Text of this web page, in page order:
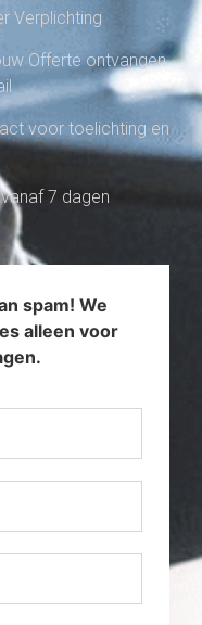
Verplichting
Offerte ontvangen
voor toelichting en
7 dagen
spam! We
alleen voor